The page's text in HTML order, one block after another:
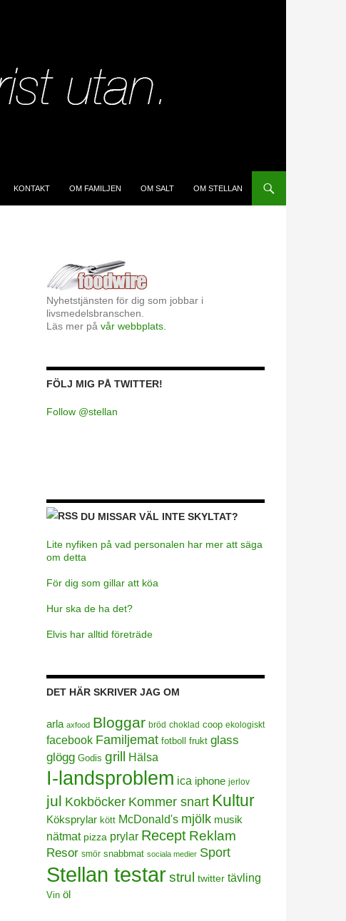
KONTAKT
OM FAMILJEN OM SALT OM STELLAN
Nyhetstjänsten för dig som jobbar i
livsmedelsbranschen.
Läs mer på vår webbplats.
FÖLJ MIG PÅ TWITTER!
Follow @stellan
DU MISSAR VÄL INTE SKYLTAT?
Lite nyfiken på vad personalen har mer att säga
om detta
För dig som gillar att köa
Hur ska de ha det?
Elvis har alltid företräde
DET HÄR SKRIVER JAG OM
arla axfood Bloggar bröd choklad coop ekologiskt
facebook Familjemat fotboll frukt glass
glögg Godis grill Hälsa
I-landsproblem ica iphone jerlov
jul Kokböcker Kommer snart Kultur
Köksprylar kött McDonald's mjölk musik
nätmat pizza prylar Recept Reklam
Resor smör snabbmat sociala medier Sport
Stellan testarstrul twitter tävling
Vin öl